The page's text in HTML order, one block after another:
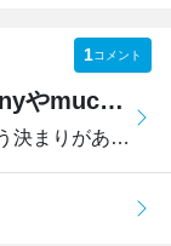
1コメント
学習英語ってなんでやたらとmanyやmuchを使いたがるの？
可算名詞はmany不可算名詞はmuchという決まりがあると思いま...